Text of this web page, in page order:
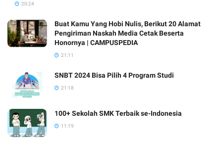
20:24
Buat Kamu Yang Hobi Nulis, Berikut 20 Alamat
Pengiriman Naskah Media Cetak Beserta
Honornya | CAMPUSPEDIA
21:11
SNBT 2024 Bisa Pilih 4 Program Studi
21:18
100+ Sekolah SMK Terbaik se-Indonesia
11:19